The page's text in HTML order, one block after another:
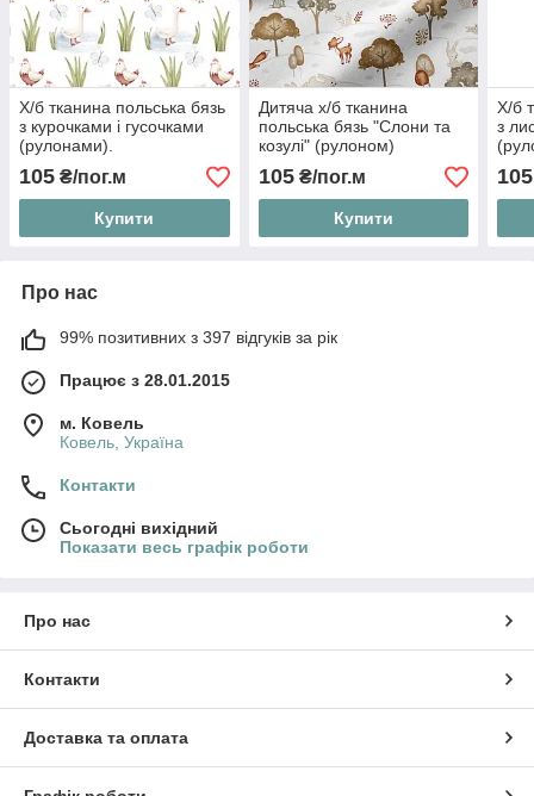
Х/б тканина польська бязь
з курочками і гусочками
(рулонами).
105 ₴/пог.м
Купити
Дитяча х/б тканина
польська бязь "Слони та
козулі" (рулоном)
105₴/пог.м
Купити
Х/б
з
105
Про нас
99% позитивних з 397 відгуків за рік
Працює з 28.01.2015
м. Ковель
Ковель, Україна
Контакти
Сьогодні вихідний
Показати весь графік роботи
Про нас
Контакти
Доставка та оплата